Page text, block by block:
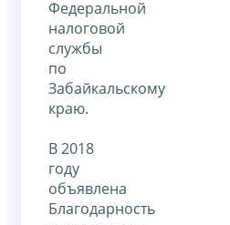
Федеральной
налоговой
службы
по
Забайкальскому
краю.
В 2018
году
объявлена
Благодарность